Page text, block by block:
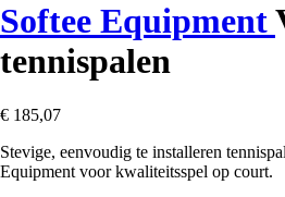
Softee Equipment
tennispalen
€ 185,07
Stevige, eenvoudig te installeren
Equipment voor kwaliteitsspel op court.